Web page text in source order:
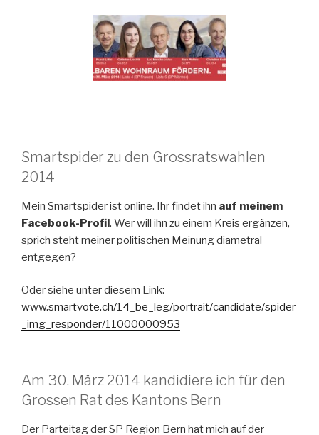
Smartspider zu den Grossratswahlen
2014
Mein Smartspider ist online. Ihr findet ihn auf meinem
Facebook-Profil. Wer will ihn zu einem Kreis ergänzen,
sprich steht meiner politischen Meinung diametral
entgegen?
Oder siehe unter diesem Link:
www.smartvote.ch/14_be_leg/portrait/candidate/spider
_img_responder/11000000953
Am 30. März 2014 kandidiere ich für den
Grossen Rat des Kantons Bern
Der Parteitag der SP Region Bern hat mich auf der